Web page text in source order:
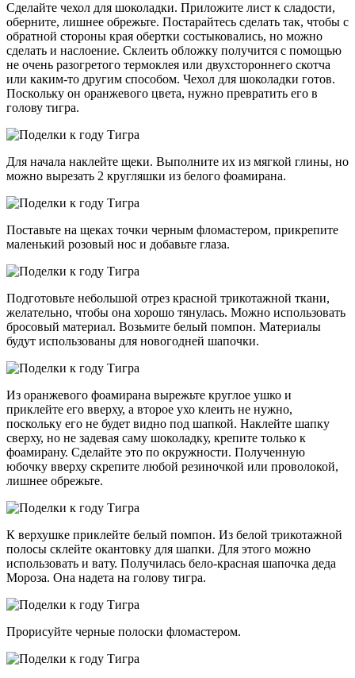
Сделайте чехол для шоколадки. Приложите лист к сладости,
оберните, лишнее обрежьте. Постарайтесь сделать так, чтобы с
обратной стороны края обертки состыковались, но можно
сделать и наслоение. Склеить обложку получится с помощью
не очень разогретого термоклея или двухстороннего скотча
или каким-то другим способом. Чехол для шоколадки готов.
Поскольку он оранжевого цвета, нужно превратить его в
голову тигра.
Для начала наклейте щеки. Выполните их из мягкой глины, но
можно вырезать 2 кругляшки из белого фоамирана.
Поставьте на щеках точки черным фломастером, прикрепите
маленький розовый нос и добавьте глаза.
Подготовьте небольшой отрез красной трикотажной ткани,
желательно, чтобы она хорошо тянулась. Можно использовать
бросовый материал. Возьмите белый помпон. Материалы
будут использованы для новогодней шапочки.
Из оранжевого фоамирана вырежьте круглое ушко и
приклейте его вверху, а второе ухо клеить не нужно,
поскольку его не будет видно под шапкой. Наклейте шапку
сверху, но не задевая саму шоколадку, крепите только к
фоамирану. Сделайте это по окружности. Полученную
юбочку вверху скрепите любой резиночкой или проволокой,
лишнее обрежьте.
К верхушке приклейте белый помпон. Из белой трикотажной
полосы склейте окантовку для шапки. Для этого можно
использовать и вату. Получилась бело-красная шапочка деда
Мороза. Она надета на голову тигра.
Прорисуйте черные полоски фломастером.